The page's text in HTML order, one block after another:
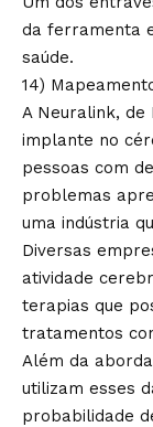
da ferramenta
saúde.
14)
A Neuralink, de
implante no
pessoas com
problemas
uma indústria
Diversas
atividade
terapias que
tratamentos
Além da
utilizam esses
probabilidade